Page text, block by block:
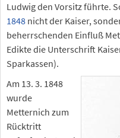
Ludwig den Vorsitz führte.
1848 nicht der Kaiser,
beherrschenden Einfluß
Edikte die Unterschrift
Sparkassen).
Am 13. 3. 1848
wurde
Metternich zum
Rücktritt